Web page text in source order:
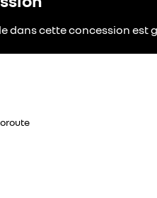
dans cette concession est